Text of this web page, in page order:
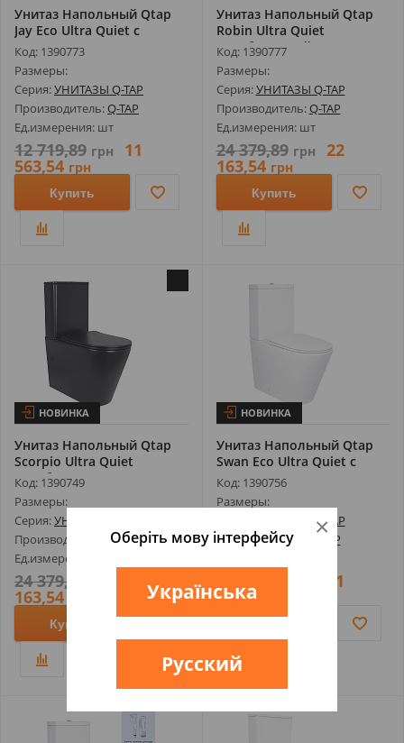
Унитаз Напольный Qtap
Jay Eco Ultra Quiet с
Сиденьем...
Код: 1390773
Размеры:
Серия:УНИТАЗЫ Q-TAP
Производитель:Q-TAP
Ед.измерения: шт
12 719,89 грн 11
563,54 грн
Купить
Унитаз Напольный Qtap
Robin Ultra Quiet
Безободковый...
Код: 1390777
Размеры:
Серия:УНИТАЗЫ Q-TAP
Производитель:Q-TAP
Ед.измерения: шт
24 379,89 грн 22
163,54 грн
Купить
НОВИНКА
Унитаз Напольный Qtap
Scorpio Ultra Quiet
Безободков...
Код: 1390749
Размеры:
Серия:УНИТАЗЫ Q-TAP
Производитель:
Q-TAP
Ед.измерения: шт
24 379,89
163,54
Купить
НОВИНКА
Унитаз Напольный Qtap
Swan Eco Ultra Quiet с
Сиденье...
Код: 1390756
Размеры:
УНИТАЗЫ Q-TAP
Производитель:
Q-TAP
11
563,54
×
Оберіть мову інтерфейсу
Українська
Русский